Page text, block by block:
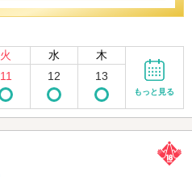
火 水 木
11 12 13
もっと見る